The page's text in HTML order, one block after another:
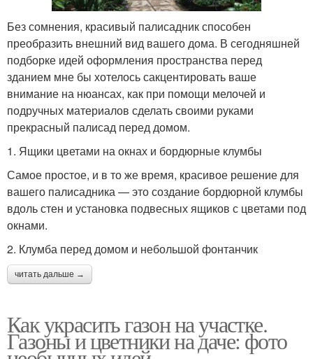
Без сомнения, красивый палисадник способен
преобразить внешний вид вашего дома. В сегодняшней
подборке идей оформления пространства перед
зданием мне бы хотелось сакцентировать ваше
внимание на нюансах, как при помощи мелочей и
подручных материалов сделать своими руками
прекрасный палисад перед домом.
1. Ящики цветами на окнах и бордюрные клумбы
Самое простое, и в то же время, красивое решение для
вашего палисадника — это создание бордюрной клумбы
вдоль стен и установка подвесных ящиков с цветами под
окнами.
2. Клумба перед домом и небольшой фонтанчик
читать дальше →
Как украсить газон на участке.
Газоны и цветники на даче: фото